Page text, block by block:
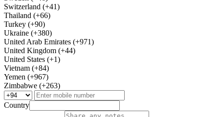
Switzerland (+41)
Thailand (+66)
Turkey (+90)
Ukraine (+380)
United Arab Emirates (+971)
United Kingdom (+44)
United States (+1)
Vietnam (+84)
Yemen (+967)
Zimbabwe (+263)
Country